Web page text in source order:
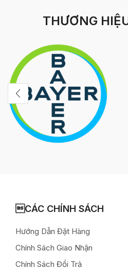
THƯƠNG
CÁC CHÍNH SÁCH
Hướng Dẫn Đặt Hàng
Chính Sách Giao Nhận
Chính Sách Đổi Trả